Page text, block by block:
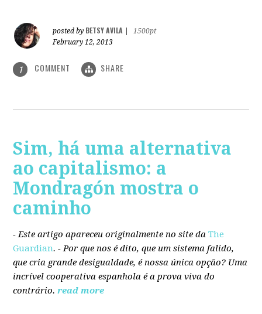
posted by BETSY AVILA
1500pt
February 12, 2013
1 COMMENT SHARE
Sim, há uma alternativa
ao capitalismo: a
Mondragón mostra o
caminho
- Este artigo apareceu originalmente no site daThe
Guardian. - Por que nos é dito, que um sistema falido,
que cria grande desigualdade, é nossa única opção? Uma
incrível cooperativa espanhola é a prova viva do
contrário. read more